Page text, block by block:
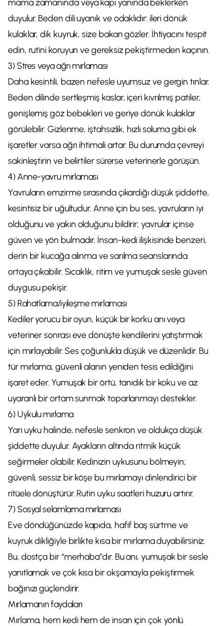
mama zamanında veya kapı yanında beklerken
duyulur. Beden dili uyanık ve odaklıdır: ileri dönük
kulaklar, dik kuyruk, size bakan gözler. İhtiyacını tespit
edin, rutini koruyun ve gereksiz pekiştirmeden kaçının.
3) Stres veya ağrı mırlaması
Daha kesintili, bazen nefesle uyumsuz ve gergin tınlar.
Beden dilinde sertleşmiş kaslar, içeri kıvrılmış patiler,
genişlemiş göz bebekleri ve geriye dönük kulaklar
görülebilir. Gizlenme, iştahsızlık, hızlı soluma gibi ek
işaretler varsa ağrı ihtimali artar. Bu durumda çevreyi
sakinleştirin ve belirtiler sürerse veterinerle görüşün.
4) Anne-yavru mırlaması
Yavruların emzirme sırasında çıkardığı düşük şiddette,
kesintisiz bir uğultudur. Anne için bu ses, yavruların iyi
olduğunu ve yakın olduğunu bildirir; yavrular içinse
güven ve yön bulmadır. İnsan-kedi ilişkisinde benzeri,
derin bir kucağa alınma ve sarılma seanslarında
ortaya çıkabilir. Sıcaklık, ritim ve yumuşak sesle güven
duygusu pekişir.
5) Rahatlama/iyileşme mırlaması
Kediler yorucu bir oyun, küçük bir korku anı veya
veteriner sonrası eve dönüşte kendilerini yatıştırmak
için mırlayabilir. Ses çoğunlukla düşük ve düzenlidir. Bu
tür mırlama, güvenli alanın yeniden tesis edildiğini
işaret eder. Yumuşak bir örtü, tanıdık bir koku ve az
uyaranlı bir ortam sunmak toparlanmayı destekler.
6) Uykulu mırlama
Yarı uyku halinde, nefesle senkron ve oldukça düşük
şiddette duyulur. Ayakların altında ritmik küçük
seğirmeler olabilir. Kedinizin uykusunu bölmeyin;
güvenli, sessiz bir köşe bu mırlamayı dinlendirici bir
ritüele dönüştürür. Rutin uyku saatleri huzuru artırır.
7) Sosyal selamlama mırlaması
Eve döndüğünüzde kapıda, hafif baş sürtme ve
kuyruk dikliğiyle birlikte kısa bir mırlama duyabilirsiniz.
Bu, dostça bir “merhaba”dır. Bu anı, yumuşak bir sesle
yanıtlamak ve çok kısa bir okşamayla pekiştirmek
bağınızı güçlendirir.
Mırlamanın faydaları
Mırlama, hem kedi hem de insan için çok yönlü